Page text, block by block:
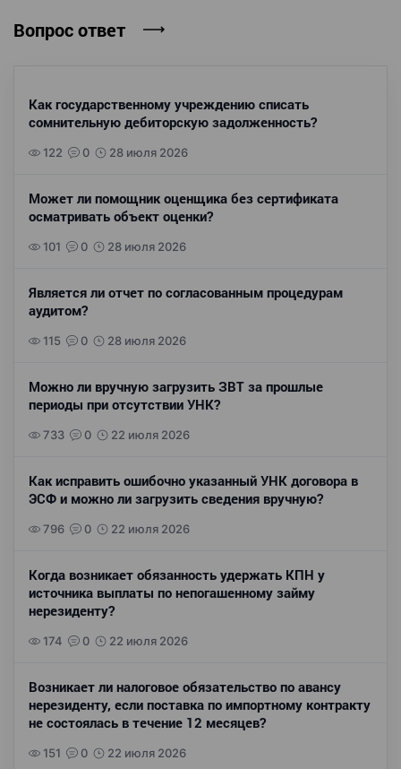
Вопрос ответ
Как государственному учреждению списать
сомнительную дебиторскую задолженность?
122 0 28 июля 2026
Может ли помощник оценщика без сертификата
осматривать объект оценки?
101 0 28 июля 2026
Является ли отчет по согласованным процедурам
аудитом?
115 0 28 июля 2026
Можно ли вручную загрузить ЗВТ за прошлые
периоды при отсутствии УНК?
733 0 22 июля 2026
Как исправить ошибочно указанный УНК договора в
ЭСФ и можно ли загрузить сведения вручную?
796 0 22 июля 2026
Когда возникает обязанность удержать КПН у
источника выплаты по непогашенному займу
нерезиденту?
174 0 22 июля 2026
Возникает ли налоговое обязательство по авансу
нерезиденту, если поставка по импортному контракту
не состоялась в течение 12 месяцев?
151 0 22 июля 2026